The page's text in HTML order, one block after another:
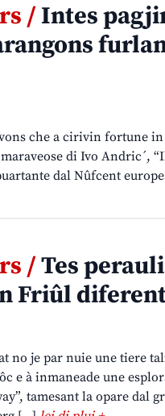
/Intes
che a cirivin fortune in
di Ivo Andric´,
dal Nûfcent
/Tes
Friûl
no je par nuie une tiere
e à inmaneade une
tamesant la opare dal